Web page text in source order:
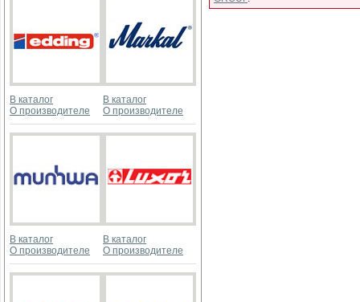
В каталог
О производителе
В каталог
О производителе
В каталог
О производителе
В каталог
О производителе